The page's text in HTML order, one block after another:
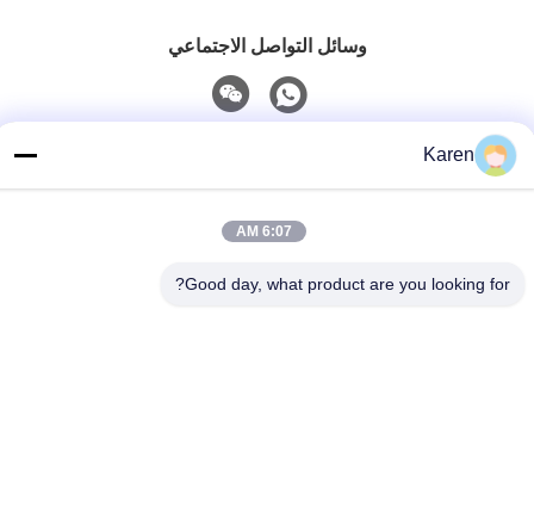
وسائل التواصل الاجتماعي
تيل
+86-18912490312
بريد إلكتروني
Karen
6:07 AM
Good day, what product are you looking for?